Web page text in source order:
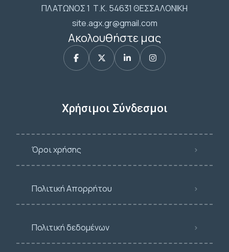
ΠΛΑΤΩΝΟΣ 1 Τ.Κ. 54631 ΘΕΣΣΑΛΟΝΙΚΗ
site.agx.gr@gmail.com
Ακολουθήστε μας
Χρήσιμοι Σύνδεσμοι
Όροι χρήσης
Πολιτική Απορρήτου
Πολιτική δεδομένων